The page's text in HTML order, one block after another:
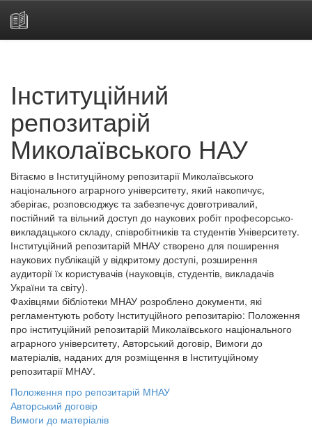
Інституційний
репозитарій
Миколаївського НАУ
Вітаємо в Інституційному репозитарії Миколаївського
національного аграрного університету, який накопичує,
зберігає, розповсюджує та забезпечує довготривалий,
постійний та вільний доступ до наукових робіт професорсько-
викладацького складу, співробітників та студентів Університету.
Інституційний репозитарій МНАУ створено для поширення
наукових публікацій у відкритому доступі, розширення
аудиторії їх користувачів (науковців, студентів, викладачів
України та світу).
Фахівцями бібліотеки МНАУ розроблено документи, які
регламентують роботу Інституційного репозитарію: Положення
про інституційний репозитарій Миколаївського національного
аграрного університету, Авторський договір, Вимоги до
матеріалів, наданих для розміщення в Інституційному
репозитарії МНАУ.
Положення про репозитарій МНАУ
Авторський договір
Вимоги до матеріалів